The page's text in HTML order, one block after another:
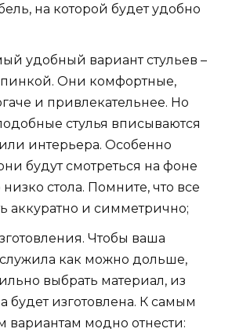
на которой будет удобно
удобный вариант стульев –
Они комфортные,
и привлекательнее. Но
стулья вписываются
интерьера. Особенно
будут смотреться на фоне
стола. Помните, что все
аккуратно и симметрично;
Чтобы ваша
как можно дольше,
выбрать материал, из
будет изготовлена. К самым
вариантам модно отнести: